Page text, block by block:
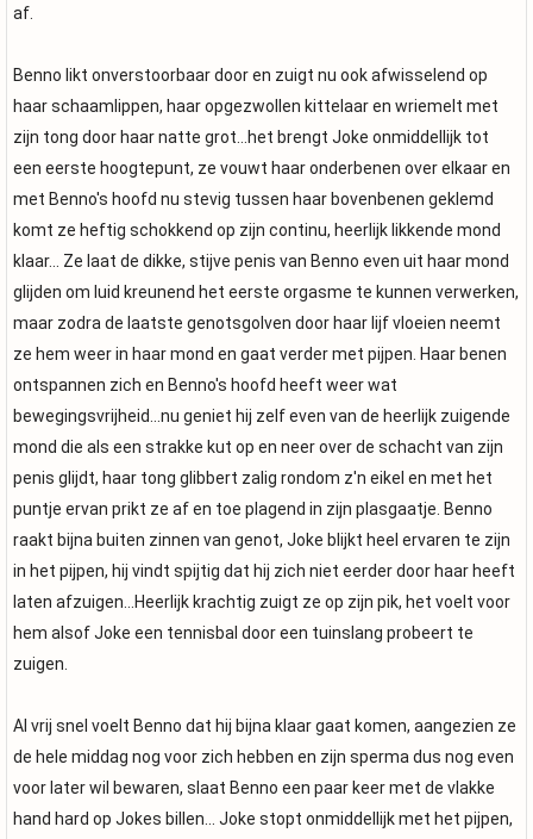
af.
Benno likt onverstoorbaar door en zuigt nu ook afwisselend op
haar schaamlippen, haar opgezwollen kittelaar en wriemelt met
zijn tong door haar natte grot...het brengt Joke onmiddellijk tot
een eerste hoogtepunt, ze vouwt haar onderbenen over elkaar en
met Benno's hoofd nu stevig tussen haar bovenbenen geklemd
komt ze heftig schokkend op zijn continu, heerlijk likkende mond
klaar... Ze laat de dikke, stijve penis van Benno even uit haar mond
glijden om luid kreunend het eerste orgasme te kunnen verwerken,
maar zodra de laatste genotsgolven door haar lijf vloeien neemt
ze hem weer in haar mond en gaat verder met pijpen. Haar benen
ontspannen zich en Benno's hoofd heeft weer wat
bewegingsvrijheid...nu geniet hij zelf even van de heerlijk zuigende
mond die als een strakke kut op en neer over de schacht van zijn
penis glijdt, haar tong glibbert zalig rondom z'n eikel en met het
puntje ervan prikt ze af en toe plagend in zijn plasgaatje. Benno
raakt bijna buiten zinnen van genot, Joke blijkt heel ervaren te zijn
in het pijpen, hij vindt spijtig dat hij zich niet eerder door haar heeft
laten afzuigen...Heerlijk krachtig zuigt ze op zijn pik, het voelt voor
hem alsof Joke een tennisbal door een tuinslang probeert te
zuigen.
Al vrij snel voelt Benno dat hij bijna klaar gaat komen, aangezien ze
de hele middag nog voor zich hebben en zijn sperma dus nog even
voor later wil bewaren, slaat Benno een paar keer met de vlakke
hand hard op Jokes billen... Joke stopt onmiddellijk met het pijpen,